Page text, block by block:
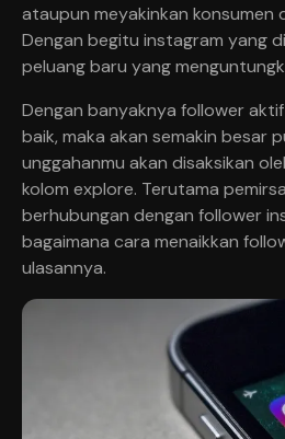
ataupun meyakinkan konsumen
Dengan begitu instagram yang
peluang baru yang
Dengan banyaknya follower
baik, maka akan semakin besar
unggahanmu akan disaksikan
kolom explore. Terutama
berhubungan dengan follower
bagaimana cara menaikkan
ulasannya.